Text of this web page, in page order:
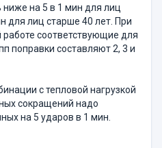
ниже на 5 в 1 мин для лиц
для лиц старше 40 лет. При
соответствующие для
поправки составляют 2, 3 и
с тепловой нагрузкой
сокращений надо
на 5 ударов в 1 мин.